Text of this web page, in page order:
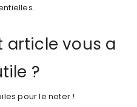
article vous a
?
pour le noter !